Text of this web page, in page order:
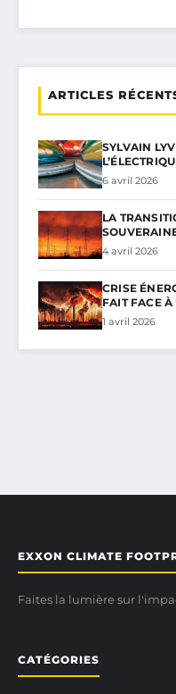
ARTICLES
SYLVAIN
6 avril 2026
LA
4 avril 2026
CRISE
FAIT FACE
1 avril 2026
EXXON CLIMATE
Faites la lumière sur
CATÉGORIES